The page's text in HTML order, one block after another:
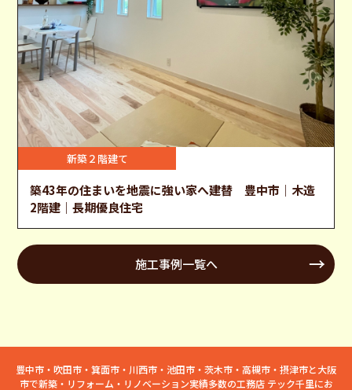
新築２階建て
築43年の住まいを地震に強い家へ建替 豊中市｜木造
2階建｜長期優良住宅
施工事例一覧へ
豊中市・吹田市・箕面市・川西市・池田市・茨木市・高槻市・摂津市と大阪
市で新築・リフォーム・リノベーション実績多数の工務店 テック千里にお